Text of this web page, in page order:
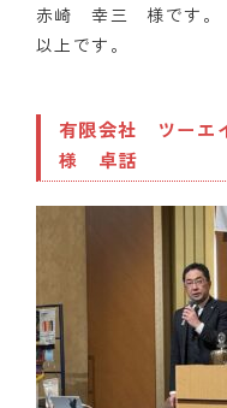
赤崎 幸三 様です。
以上です。
有限会社 ツー
様 卓話